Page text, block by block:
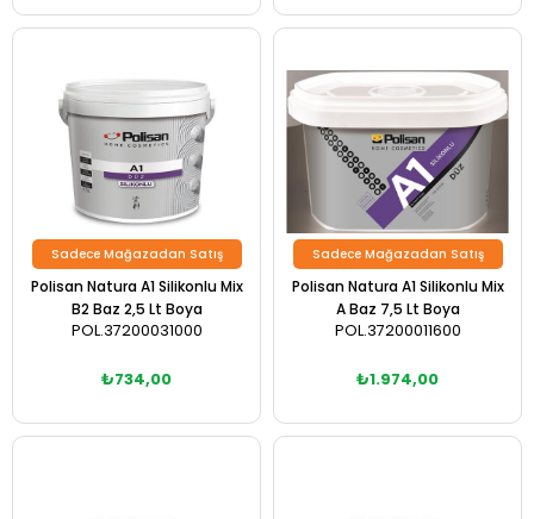
Polisan Natura A1 Silikonlu Mix
B2 Baz 2,5 Lt Boya
POL.37200031000
₺734,00
Sadece Mağazadan Satış
Polisan Natura A1 Silikonlu Mix
A Baz 7,5 Lt Boya
POL.37200011600
₺1.974,00
Sadece Mağazadan Satış